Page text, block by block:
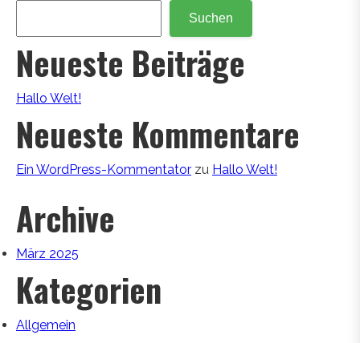
Suchen
Neueste Beiträge
Hallo Welt!
Neueste Kommentare
Ein WordPress-Kommentator zu Hallo Welt!
Archive
März 2025
Kategorien
Allgemein